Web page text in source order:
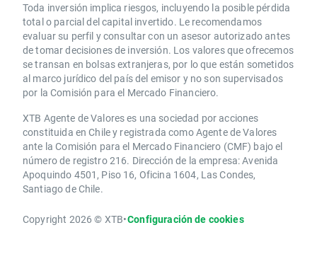
Toda inversión implica riesgos, incluyendo la posible pérdida
total o parcial del capital invertido. Le recomendamos
evaluar su perfil y consultar con un asesor autorizado antes
de tomar decisiones de inversión. Los valores que ofrecemos
se transan en bolsas extranjeras, por lo que están sometidos
al marco jurídico del país del emisor y no son supervisados
por la Comisión para el Mercado Financiero.
XTB Agente de Valores es una sociedad por acciones
constituida en Chile y registrada como Agente de Valores
ante la Comisión para el Mercado Financiero (CMF) bajo el
número de registro 216. Dirección de la empresa: Avenida
Apoquindo 4501, Piso 16, Oficina 1604, Las Condes,
Santiago de Chile.
Copyright 2026 © XTB•Configuración de cookies